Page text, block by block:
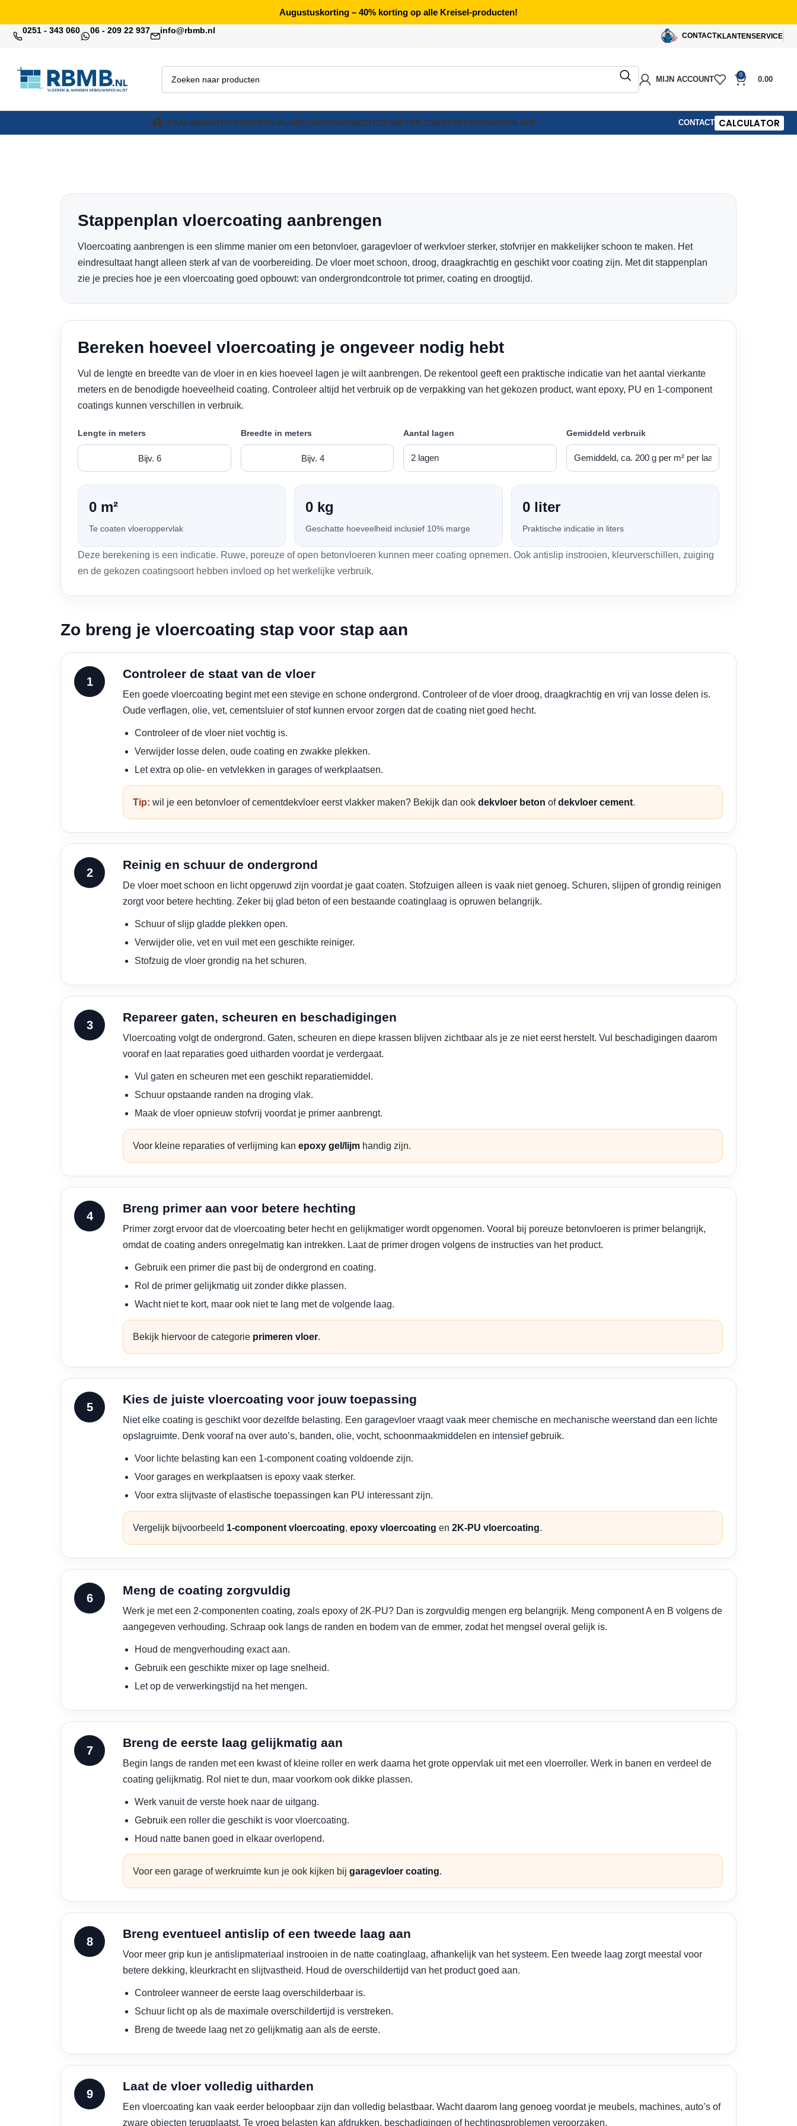
Augustuskorting – 40% korting op alle Kreisel-producten!
0251 - 343 060 06 - 209 22 937 info@rbmb.nl
CONTACT KLANTENSERVICE
MIJN ACCOUNT
0
0.00
EGALINEMORTELVOORSTRIJKLIJMVLOERCOATINGSTUCENBETON CIREGEREEDSCHAPISOLATIE CONTACT CALCULATOR
Stappenplan vloercoating aanbrengen
Vloercoating aanbrengen is een slimme manier om een betonvloer, garagevloer of werkvloer sterker, stofvrijer en makkelijker schoon te maken. Het
eindresultaat hangt alleen sterk af van de voorbereiding. De vloer moet schoon, droog, draagkrachtig en geschikt voor coating zijn. Met dit stappenplan
zie je precies hoe je een vloercoating goed opbouwt: van ondergrondcontrole tot primer, coating en droogtijd.
Bereken hoeveel vloercoating je ongeveer nodig hebt
Vul de lengte en breedte van de vloer in en kies hoeveel lagen je wilt aanbrengen. De rekentool geeft een praktische indicatie van het aantal vierkante
meters en de benodigde hoeveelheid coating. Controleer altijd het verbruik op de verpakking van het gekozen product, want epoxy, PU en 1-component
coatings kunnen verschillen in verbruik.
Lengte in meters Breedte in meters Aantal lagen Gemiddeld verbruik
0 m²
Te coaten vloeroppervlak
0 kg
Geschatte hoeveelheid inclusief 10% marge
0 liter
Praktische indicatie in liters
Deze berekening is een indicatie. Ruwe, poreuze of open betonvloeren kunnen meer coating opnemen. Ook antislip instrooien, kleurverschillen, zuiging
en de gekozen coatingsoort hebben invloed op het werkelijke verbruik.
Zo breng je vloercoating stap voor stap aan
Controleer de staat van de vloer
Een goede vloercoating begint met een stevige en schone ondergrond. Controleer of de vloer droog, draagkrachtig en vrij van losse delen is.
Oude verflagen, olie, vet, cementsluier of stof kunnen ervoor zorgen dat de coating niet goed hecht.
Controleer of de vloer niet vochtig is.
Verwijder losse delen, oude coating en zwakke plekken.
Let extra op olie- en vetvlekken in garages of werkplaatsen.
Tip: wil je een betonvloer of cementdekvloer eerst vlakker maken? Bekijk dan ook dekvloer beton ofdekvloer cement.
Reinig en schuur de ondergrond
De vloer moet schoon en licht opgeruwd zijn voordat je gaat coaten. Stofzuigen alleen is vaak niet genoeg. Schuren, slijpen of grondig reinigen
zorgt voor betere hechting. Zeker bij glad beton of een bestaande coatinglaag is opruwen belangrijk.
Schuur of slijp gladde plekken open.
Verwijder olie, vet en vuil met een geschikte reiniger.
Stofzuig de vloer grondig na het schuren.
Repareer gaten, scheuren en beschadigingen
Vloercoating volgt de ondergrond. Gaten, scheuren en diepe krassen blijven zichtbaar als je ze niet eerst herstelt. Vul beschadigingen daarom
vooraf en laat reparaties goed uitharden voordat je verdergaat.
Vul gaten en scheuren met een geschikt reparatiemiddel.
Schuur opstaande randen na droging vlak.
Maak de vloer opnieuw stofvrij voordat je primer aanbrengt.
Voor kleine reparaties of verlijming kan epoxy gel/lijm handig zijn.
Breng primer aan voor betere hechting
Primer zorgt ervoor dat de vloercoating beter hecht en gelijkmatiger wordt opgenomen. Vooral bij poreuze betonvloeren is primer belangrijk,
omdat de coating anders onregelmatig kan intrekken. Laat de primer drogen volgens de instructies van het product.
Gebruik een primer die past bij de ondergrond en coating.
Rol de primer gelijkmatig uit zonder dikke plassen.
Wacht niet te kort, maar ook niet te lang met de volgende laag.
Bekijk hiervoor de categorie primeren vloer.
Kies de juiste vloercoating voor jouw toepassing
Niet elke coating is geschikt voor dezelfde belasting. Een garagevloer vraagt vaak meer chemische en mechanische weerstand dan een lichte
opslagruimte. Denk vooraf na over auto’s, banden, olie, vocht, schoonmaakmiddelen en intensief gebruik.
Voor lichte belasting kan een 1-component coating voldoende zijn.
Voor garages en werkplaatsen is epoxy vaak sterker.
Voor extra slijtvaste of elastische toepassingen kan PU interessant zijn.
Vergelijk bijvoorbeeld 1-component vloercoating, epoxy vloercoating en 2K-PU vloercoating.
Meng de coating zorgvuldig
Werk je met een 2-componenten coating, zoals epoxy of 2K-PU? Dan is zorgvuldig mengen erg belangrijk. Meng component A en B volgens de
aangegeven verhouding. Schraap ook langs de randen en bodem van de emmer, zodat het mengsel overal gelijk is.
Houd de mengverhouding exact aan.
Gebruik een geschikte mixer op lage snelheid.
Let op de verwerkingstijd na het mengen.
Breng de eerste laag gelijkmatig aan
Begin langs de randen met een kwast of kleine roller en werk daarna het grote oppervlak uit met een vloerroller. Werk in banen en verdeel de
coating gelijkmatig. Rol niet te dun, maar voorkom ook dikke plassen.
Werk vanuit de verste hoek naar de uitgang.
Gebruik een roller die geschikt is voor vloercoating.
Houd natte banen goed in elkaar overlopend.
Voor een garage of werkruimte kun je ook kijken bij garagevloer coating.
Breng eventueel antislip of een tweede laag aan
Voor meer grip kun je antislipmateriaal instrooien in de natte coatinglaag, afhankelijk van het systeem. Een tweede laag zorgt meestal voor
betere dekking, kleurkracht en slijtvastheid. Houd de overschildertijd van het product goed aan.
Controleer wanneer de eerste laag overschilderbaar is.
Schuur licht op als de maximale overschildertijd is verstreken.
Breng de tweede laag net zo gelijkmatig aan als de eerste.
Laat de vloer volledig uitharden
Een vloercoating kan vaak eerder beloopbaar zijn dan volledig belastbaar. Wacht daarom lang genoeg voordat je meubels, machines, auto’s of
zware objecten terugplaatst. Te vroeg belasten kan afdrukken, beschadigingen of hechtingsproblemen veroorzaken.